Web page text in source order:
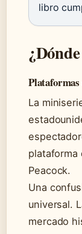
libro
La
plataforma
Peacock.
Una
universal.
mercado